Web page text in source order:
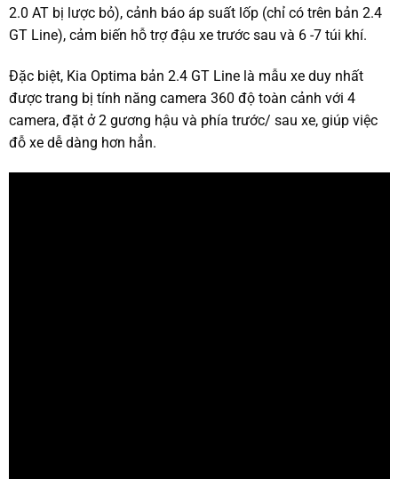
2.0 AT bị lược bỏ), cảnh báo áp suất lốp (chỉ có trên bản 2.4
GT Line), cảm biến hỗ trợ đậu xe trước sau và 6 -7 túi khí.
Đặc biệt, Kia Optima bản 2.4 GT Line là mẫu xe duy nhất
được trang bị tính năng camera 360 độ toàn cảnh với 4
camera, đặt ở 2 gương hậu và phía trước/ sau xe, giúp việc
đỗ xe dễ dàng hơn hẳn.